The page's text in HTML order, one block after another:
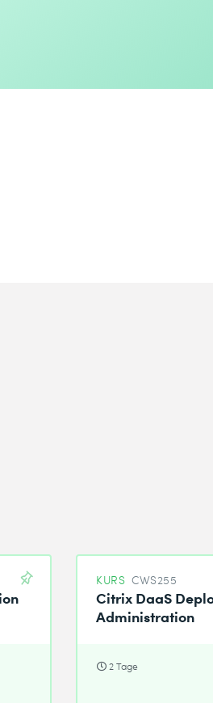
KURS CWS255
Citrix DaaS
Administration
2 Tage